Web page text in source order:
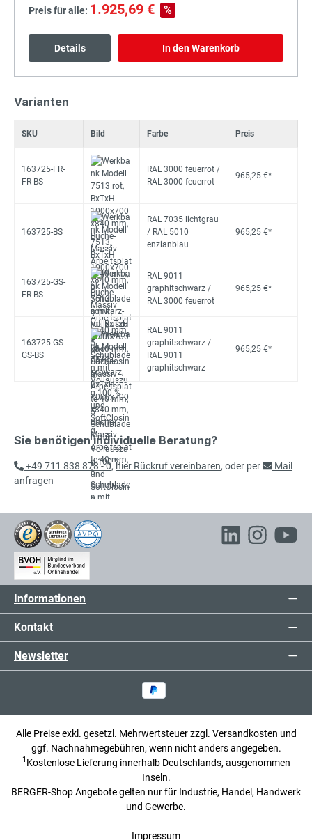
Preis für alle: 1.925,69 € %
Details In den Warenkorb
Varianten
SKU Bild Farbe Preis
163725-FR-
FR-BS
RAL 3000 feuerrot /
RAL 3000 feuerrot
965,25 €*
163725-BS
RAL 7035 lichtgrau
/ RAL 5010
enzianblau
965,25 €*
163725-GS-
FR-BS
RAL 9011
graphitschwarz /
RAL 3000 feuerrot
965,25 €*
163725-GS-
GS-BS
RAL 9011
graphitschwarz /
RAL 9011
graphitschwarz
965,25 €*
Sie benötigen individuelle Beratung?
+49 711 838 878 - 0,hier Rückruf vereinbaren, oder per
Mail
anfragen
Informationen
Kontakt
Newsletter
Alle Preise exkl. gesetzl. Mehrwertsteuer zzgl. Versandkosten und
ggf. Nachnahmegebühren, wenn nicht anders angegeben.
1 Kostenlose Lieferung innerhalb Deutschlands, ausgenommen
Inseln.
BERGER-Shop Angebote gelten nur für Industrie, Handel, Handwerk
und Gewerbe.
Impressum